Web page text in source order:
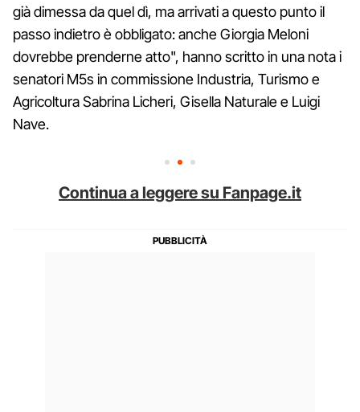
già dimessa da quel dì, ma arrivati a questo punto il
passo indietro è obbligato: anche Giorgia Meloni
dovrebbe prenderne atto", hanno scritto in una nota i
senatori M5s in commissione Industria, Turismo e
Agricoltura Sabrina Licheri, Gisella Naturale e Luigi
Nave.
Continua a leggere su Fanpage.it